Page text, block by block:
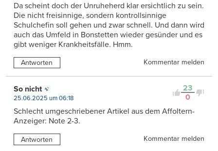
Da scheint doch der Unruheherd klar ersichtlich zu sein.
Die nicht freisinnige, sondern kontrollsinnige
Schulchefin soll gehen und zwar schnell. Und dann wird
auch das Umfeld in Bonstetten wieder gesünder und es
gibt weniger Krankheitsfälle. Hmm.
Antworten Kommentar melden
23
0
So nicht
25.06.2025 um 06:18
Schlecht umgeschriebener Artikel aus dem Affoltern-
Anzeiger: Note 2-3.
Antworten Kommentar melden